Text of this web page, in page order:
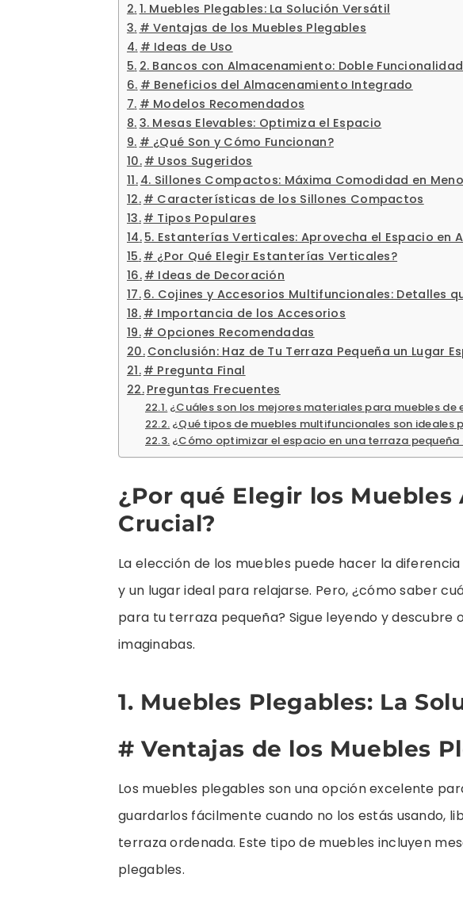
1. Muebles Plegables: La Solución Versátil
# Ventajas de los Muebles Plegables
# Ideas de Uso
2. Bancos con Almacenamiento: Doble Funcionalidad
# Beneficios del Almacenamiento Integrado
# Modelos Recomendados
3. Mesas Elevables: Optimiza el Espacio
# ¿Qué Son y Cómo Funcionan?
# Usos Sugeridos
4. Sillones Compactos: Máxima Comodidad en
# Características de los Sillones Compactos
# Tipos Populares
5. Estanterías Verticales: Aprovecha el Espacio en
# ¿Por Qué Elegir Estanterías Verticales?
# Ideas de Decoración
6. Cojines y Accesorios Multifuncionales: Detalles
# Importancia de los Accesorios
# Opciones Recomendadas
Conclusión: Haz de Tu Terraza Pequeña un Lugar
# Pregunta Final
Preguntas Frecuentes
¿Cuáles son los mejores materiales para muebles
¿Qué tipos de muebles multifuncionales son ideales
¿Cómo optimizar el espacio en una terraza pequeña
¿Por qué Elegir los Muebles
Crucial?
La elección de los muebles puede hacer la
y un lugar ideal para relajarse. Pero, ¿cómo saber
para tu terraza pequeña? Sigue leyendo y descubre
imaginabas.
1. Muebles Plegables: La
# Ventajas de los Muebles
Los muebles plegables son una opción excelente
guardarlos fácilmente cuando no los estás usando,
terraza ordenada. Este tipo de muebles incluyen
plegables.